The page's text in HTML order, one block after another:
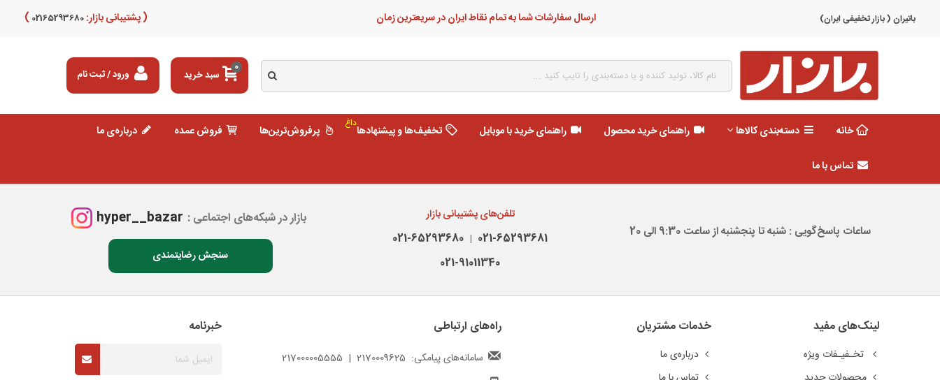
باتیران ( بازار تخفیفی ایران) ارسال سفارشات شما به تمام نقاط ایران در سریعترین زمان ( پشتیبانی بازار: 02165293680
)
0
سبد خرید ورود / ثبت نام
خانه دسته‌بندی کالاها راهنمای خرید محصول راهنمای خرید با موبایل تخفیف‌ها و پیشنهادهاداغ پرفروش‌ترین‌ها فروش عمده درباره‌ی ما
تماس با ما
ساعات پاسخ‌گویی : شنبه تا پنجشنبه از ساعت 9:30 الی 20
تلفن‌های پشتیبانی بازار
021-65293681
|
021-65293680
021-91011340
بازار در شبکه‌های اجتماعی : hyper__bazar
سنجش رضایتمندی
لینک‌های مفید
تخـفیـفات ویژه
خدمات مشتریان
درباره‌ی ما
راه‌های ارتباطی
سامانه‌های پیامکی: 2170009625 | 217000005555
خبرنامه